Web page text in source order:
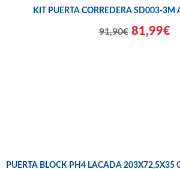
KIT PUERTA CORREDERA SD003-3M
91,90€ 81,99€
PUERTA BLOCK PH4 LACADA 203X72,5X35